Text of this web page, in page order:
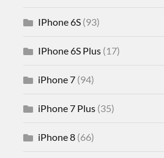
IPhone 6S (93)
IPhone 6S Plus (17)
iPhone 7 (94)
iPhone 7 Plus (35)
iPhone 8 (66)